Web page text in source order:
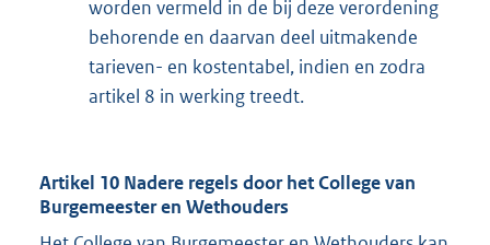
worden vermeld in de bij deze verordening
behorende en daarvan deel uitmakende
tarieven- en kostentabel, indien en zodra
artikel 8 in werking treedt.
Artikel 10 Nadere regels door het College van
Burgemeester en Wethouders